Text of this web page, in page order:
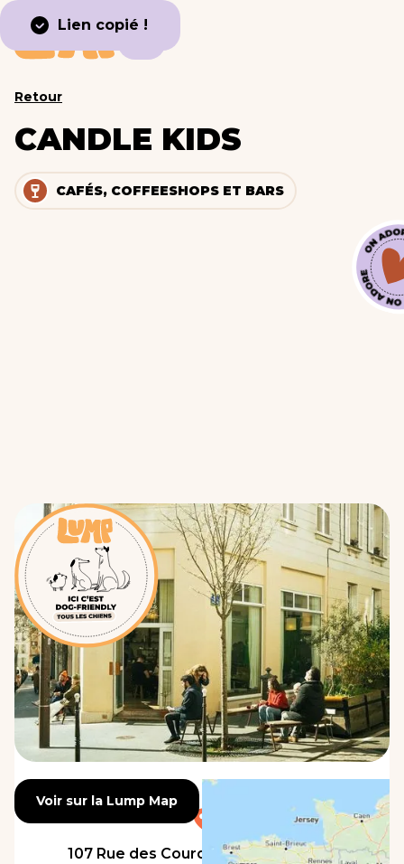
Lien copié !
Retour
CANDLE KIDS
CAFÉS, COFFEESHOPS ET BARS
Voir sur la Lump Map
Voir sur la Lump Map
107 Rue des Couronnes, 75020 Paris